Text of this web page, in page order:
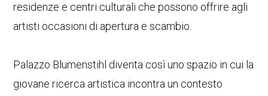
residenze e centri culturali che possono offrire agli
artisti occasioni di apertura e scambio.
Palazzo Blumenstihl diventa così uno spazio in cui la
giovane ricerca artistica incontra un contesto